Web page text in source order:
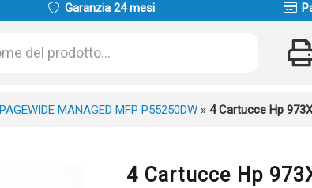
Garanzia 24 mesi
PAGEWIDE MANAGED MFP P55250DW » 4 Cartucce Hp
4 Cartucce Hp